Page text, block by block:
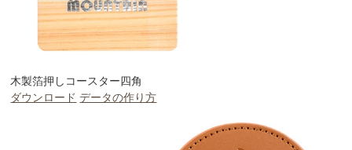
木製箔押しコースター四角
ダウンロード データの作り方